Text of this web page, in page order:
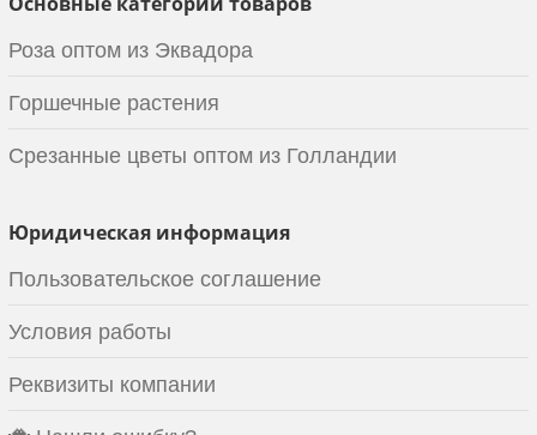
Роза оптом из Эквадора
Горшечные растения
Срезанные цветы оптом из Голландии
Юридическая информация
Пользовательское соглашение
Условия работы
Реквизиты компании